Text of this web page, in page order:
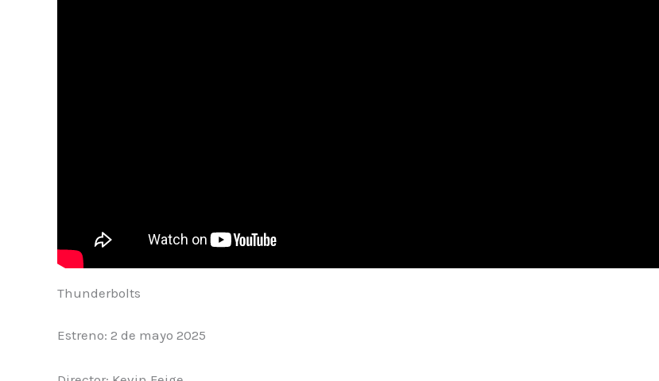
Thunderbolts
Estreno: 2 de mayo 2025